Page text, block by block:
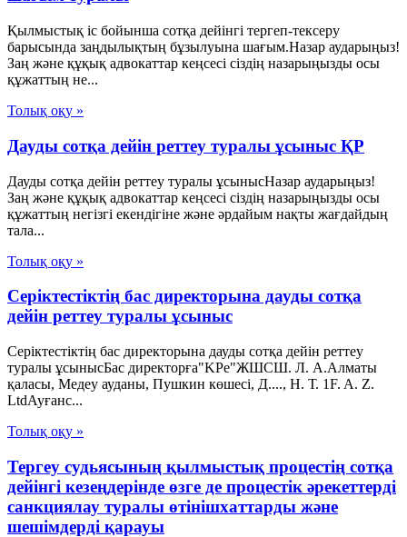
Қылмыстық іс бойынша сотқа дейінгі тергеп-тексеру
барысында заңдылықтың бұзылуына шағым.Назар аударыңыз!
Заң және құқық адвокаттар кеңсесі сіздің назарыңызды осы
құжаттың не...
Толық оқу »
Дауды сотқа дейін реттеу туралы ұсыныс ҚР
Дауды сотқа дейін реттеу туралы ұсынысНазар аударыңыз!
Заң және құқық адвокаттар кеңсесі сіздің назарыңызды осы
құжаттың негізгі екендігіне және әрдайым нақты жағдайдың
тала...
Толық оқу »
Серіктестіктің бас директорына дауды сотқа
дейін реттеу туралы ұсыныс
Серіктестіктің бас директорына дауды сотқа дейін реттеу
туралы ұсынысБас директорға"KPe"ЖШСШ. Л. А.Алматы
қаласы, Медеу ауданы, Пушкин көшесі, Д...., Н. Т. 1F. A. Z.
LtdАуғанс...
Толық оқу »
Тергеу судьясының қылмыстық процестің сотқа
дейінгі кезеңдерінде өзге де процестік әрекеттерді
санкциялау туралы өтінішхаттарды және
шешімдерді қарауы